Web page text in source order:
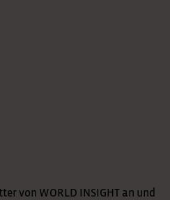
von WORLD INSIGHT an und